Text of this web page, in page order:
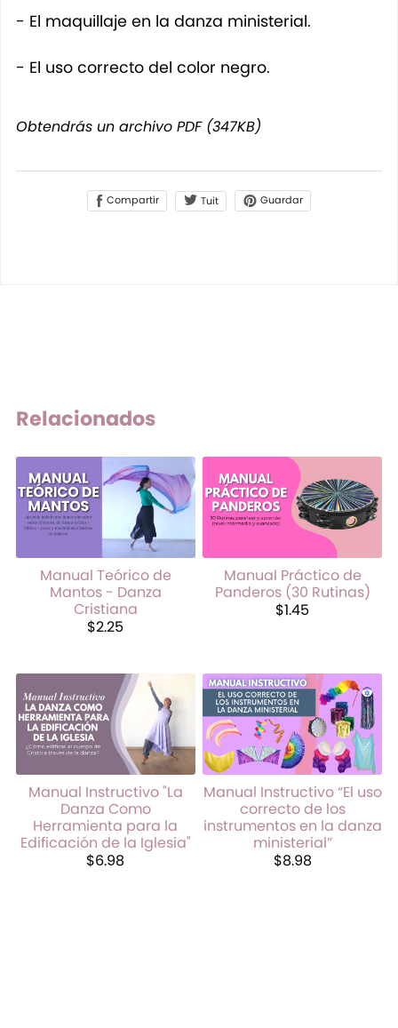
- El maquillaje en la danza ministerial.
- El uso correcto del color negro.
Obtendrás un archivo PDF (347KB)
Compartir Tuit Guardar
Relacionados
Manual Teórico de
Mantos - Danza
Cristiana
$2.25
Manual Práctico de
Panderos (30 Rutinas)
$1.45
Manual Instructivo "La
Danza Como
Herramienta para la
Edificación de la Iglesia"
$6.98
Manual Instructivo “El uso
correcto de los
instrumentos en la danza
ministerial”
$8.98